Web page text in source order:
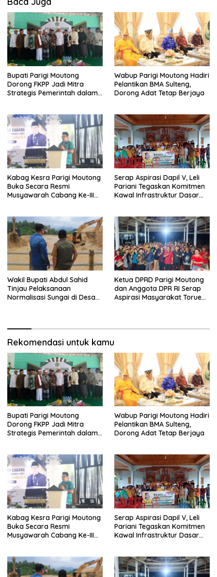
Bupati Parigi Moutong
Dorong FKPP Jadi Mitra
Strategis Pemerintah dalam
Wabup Parigi Moutong Hadiri
Pelantikan BMA Sulteng,
Dorong Adat Tetap Berjaya
Kabag Kesra Parigi Moutong
Buka Secara Resmi
Musyawarah Cabang Ke-III
Serap Aspirasi Dapil V, Leli
Pariani Tegaskan Komitmen
Kawal Infrastruktur Dasar
Wakil Bupati Abdul Sahid
Tinjau Pelaksanaan
Normalisasi Sungai di Desa
Ketua DPRD Parigi Moutong
dan Anggota DPR RI Serap
Aspirasi Masyarakat Torue
Rekomendasi untuk kamu
Bupati Parigi Moutong
Dorong FKPP Jadi Mitra
Strategis Pemerintah dalam
Wabup Parigi Moutong Hadiri
Pelantikan BMA Sulteng,
Dorong Adat Tetap Berjaya
Kabag Kesra Parigi Moutong
Buka Secara Resmi
Musyawarah Cabang Ke-III
Serap Aspirasi Dapil V, Leli
Pariani Tegaskan Komitmen
Kawal Infrastruktur Dasar